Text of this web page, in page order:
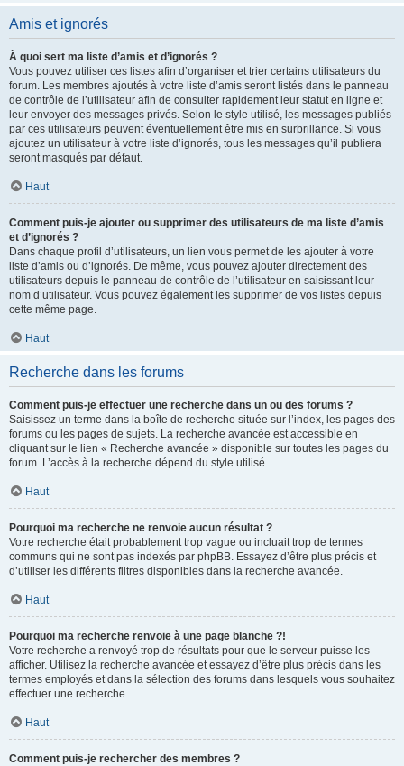
Amis et ignorés
À quoi sert ma liste d’amis et d’ignorés ?
Vous pouvez utiliser ces listes afin d’organiser et trier certains utilisateurs du
forum. Les membres ajoutés à votre liste d’amis seront listés dans le panneau
de contrôle de l’utilisateur afin de consulter rapidement leur statut en ligne et
leur envoyer des messages privés. Selon le style utilisé, les messages publiés
par ces utilisateurs peuvent éventuellement être mis en surbrillance. Si vous
ajoutez un utilisateur à votre liste d’ignorés, tous les messages qu’il publiera
seront masqués par défaut.
Haut
Comment puis-je ajouter ou supprimer des utilisateurs de ma liste d’amis
et d’ignorés ?
Dans chaque profil d’utilisateurs, un lien vous permet de les ajouter à votre
liste d’amis ou d’ignorés. De même, vous pouvez ajouter directement des
utilisateurs depuis le panneau de contrôle de l’utilisateur en saisissant leur
nom d’utilisateur. Vous pouvez également les supprimer de vos listes depuis
cette même page.
Haut
Recherche dans les forums
Comment puis-je effectuer une recherche dans un ou des forums ?
Saisissez un terme dans la boîte de recherche située sur l’index, les pages des
forums ou les pages de sujets. La recherche avancée est accessible en
cliquant sur le lien « Recherche avancée » disponible sur toutes les pages du
forum. L’accès à la recherche dépend du style utilisé.
Haut
Pourquoi ma recherche ne renvoie aucun résultat ?
Votre recherche était probablement trop vague ou incluait trop de termes
communs qui ne sont pas indexés par phpBB. Essayez d’être plus précis et
d’utiliser les différents filtres disponibles dans la recherche avancée.
Haut
Pourquoi ma recherche renvoie à une page blanche ?!
Votre recherche a renvoyé trop de résultats pour que le serveur puisse les
afficher. Utilisez la recherche avancée et essayez d’être plus précis dans les
termes employés et dans la sélection des forums dans lesquels vous souhaitez
effectuer une recherche.
Haut
Comment puis-je rechercher des membres ?